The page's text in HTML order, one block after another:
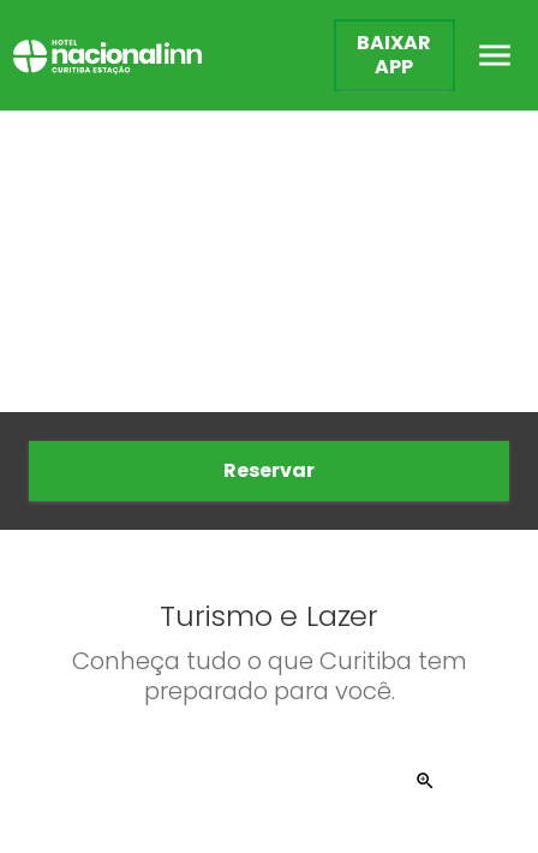
BAIXAR
APP
Reservar
Turismo e Lazer
Conheça tudo o que Curitiba tem
preparado para você.